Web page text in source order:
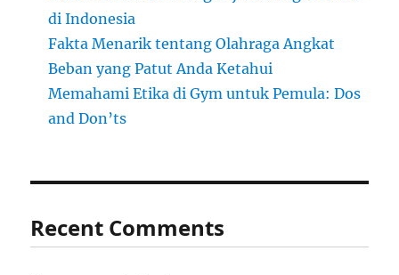
di Indonesia
Fakta Menarik tentang Olahraga Angkat
Beban yang Patut Anda Ketahui
Memahami Etika di Gym untuk Pemula: Dos
and Don’ts
Recent Comments